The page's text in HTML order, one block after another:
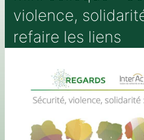
violence,
refaire les liens